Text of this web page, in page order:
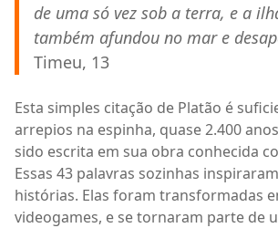
de uma só vez sob a terra, e a
também afundou no mar e
Timeu, 13
Esta simples citação de Platão é
arrepios na espinha, quase 2.400
sido escrita em sua obra conhecida
Essas 43 palavras sozinhas
histórias. Elas foram transformadas
videogames, e se tornaram parte de